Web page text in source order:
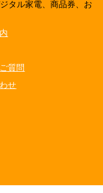
タル家電、商品券、お
質問
せ